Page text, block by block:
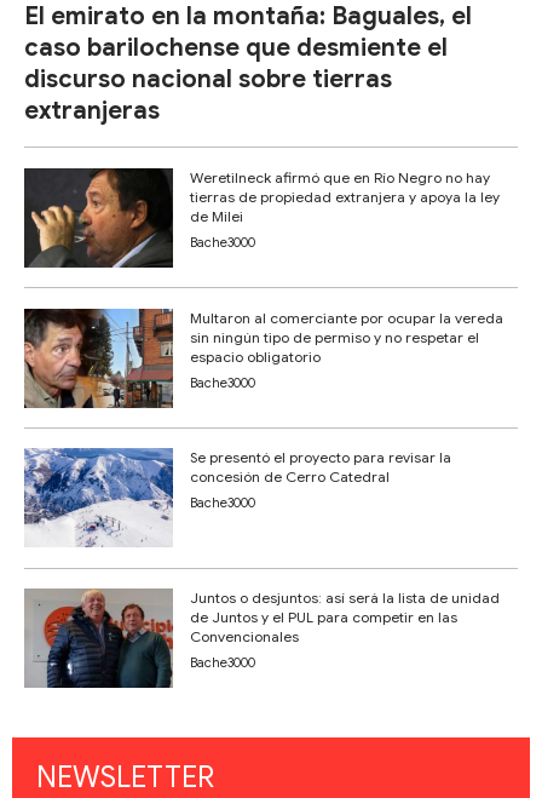
El emirato en la montaña: Baguales, el
caso barilochense que desmiente el
discurso nacional sobre tierras
extranjeras
Weretilneck afirmó que en Río Negro no hay
tierras de propiedad extranjera y apoya la ley
de Milei
Bache3000
Multaron al comerciante por ocupar la vereda
sin ningún tipo de permiso y no respetar el
espacio obligatorio
Bache3000
Se presentó el proyecto para revisar la
concesión de Cerro Catedral
Bache3000
Juntos o desjuntos: así será la lista de unidad
de Juntos y el PUL para competir en las
Convencionales
Bache3000
NEWSLETTER